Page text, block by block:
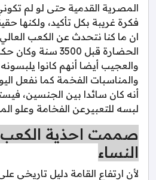
المصرية القدمية حتى لو لم
فكرة غريبة بكل تأكيد، ولكنها
ان ما كنا نتحدث عن الكعب
الحضارة قبل 3500
والعجيب أيضا أنهم كانوا
والمناسبات الفخمة كما نفعل
أنه كان سائدا بين الجنسين،
لبسه للتعبيرعن الفخامة وعلو
صممت احذية الكعب
النساء
لأن ارتفاع القامة دليل تاريخي